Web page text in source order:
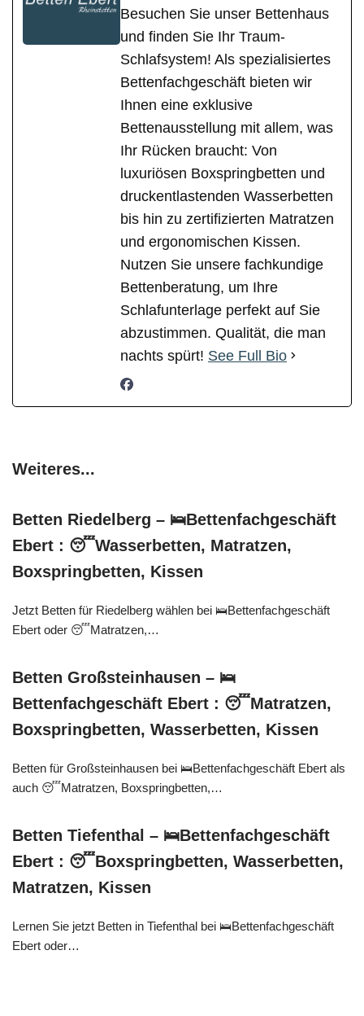
Besuchen Sie unser Bettenhaus
und finden Sie Ihr Traum-
Schlafsystem! Als spezialisiertes
Bettenfachgeschäft bieten wir
Ihnen eine exklusive
Bettenausstellung mit allem, was
Ihr Rücken braucht: Von
luxuriösen Boxspringbetten und
druckentlastenden Wasserbetten
bis hin zu zertifizierten Matratzen
und ergonomischen Kissen.
Nutzen Sie unsere fachkundige
Bettenberatung, um Ihre
Schlafunterlage perfekt auf Sie
abzustimmen. Qualität, die man
nachts spürt! See Full Bio
Weiteres...
Betten Riedelberg – 🛌Bettenfachgeschäft
Ebert : 😴Wasserbetten, Matratzen,
Boxspringbetten, Kissen
Jetzt Betten für Riedelberg wählen bei 🛌Bettenfachgeschäft
Ebert oder 😴Matratzen,…
Betten Großsteinhausen – 🛌
Bettenfachgeschäft Ebert : 😴Matratzen,
Boxspringbetten, Wasserbetten, Kissen
Betten für Großsteinhausen bei 🛌Bettenfachgeschäft Ebert als
auch 😴Matratzen, Boxspringbetten,…
Betten Tiefenthal – 🛌Bettenfachgeschäft
Ebert : 😴Boxspringbetten, Wasserbetten,
Matratzen, Kissen
Lernen Sie jetzt Betten in Tiefenthal bei 🛌Bettenfachgeschäft
Ebert oder…